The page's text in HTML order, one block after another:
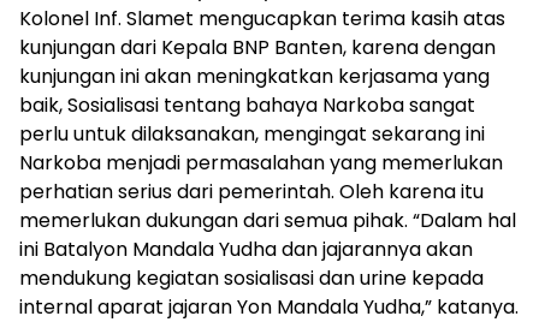
Kolonel Inf. Slamet mengucapkan terima kasih atas
kunjungan dari Kepala BNP Banten, karena dengan
kunjungan ini akan meningkatkan kerjasama yang
baik, Sosialisasi tentang bahaya Narkoba sangat
perlu untuk dilaksanakan, mengingat sekarang ini
Narkoba menjadi permasalahan yang memerlukan
perhatian serius dari pemerintah. Oleh karena itu
memerlukan dukungan dari semua pihak. “Dalam hal
ini Batalyon Mandala Yudha dan jajarannya akan
mendukung kegiatan sosialisasi dan urine kepada
internal aparat jajaran Yon Mandala Yudha,” katanya.